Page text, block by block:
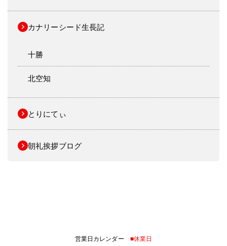
カナリーシード生長記
十勝
北空知
とりにてぃ
朝礼挨拶ブログ
営業日カレンダー ■休業日